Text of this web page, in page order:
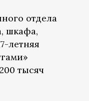
отдела
шкафа,
летняя
тысяч